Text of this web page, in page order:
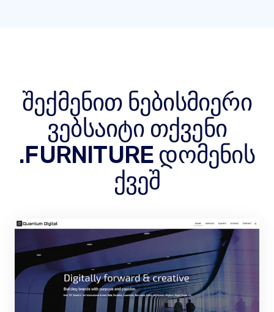
შექმენით ნებისმიერი
ვებსაიტი თქვენი
.FURNITURE დომენის
ქვეშ